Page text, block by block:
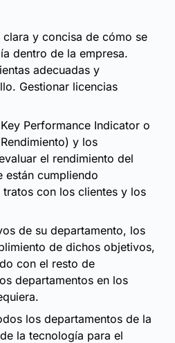
clara y concisa de cómo se
dentro de la empresa.
adecuadas y
Gestionar licencias
Performance Indicator o
y los
el rendimiento del
están cumpliendo
tratos con los clientes y los
de su departamento, los
de dichos objetivos,
con el resto de
departamentos en los
los departamentos de la
la tecnología para el